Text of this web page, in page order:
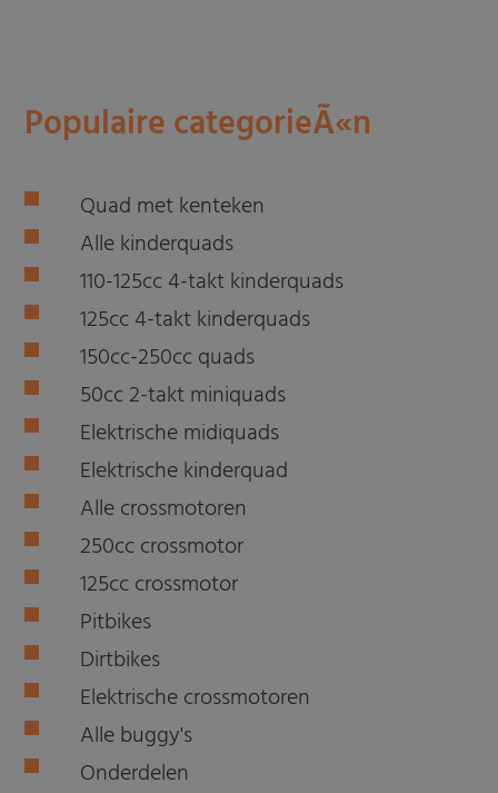
Populaire categorieÃ«n
Quad met kenteken
Alle kinderquads
110-125cc 4-takt kinderquads
125cc 4-takt kinderquads
150cc-250cc quads
50cc 2-takt miniquads
Elektrische midiquads
Elektrische kinderquad
Alle crossmotoren
250cc crossmotor
125cc crossmotor
Pitbikes
Dirtbikes
Elektrische crossmotoren
Alle buggy's
Onderdelen